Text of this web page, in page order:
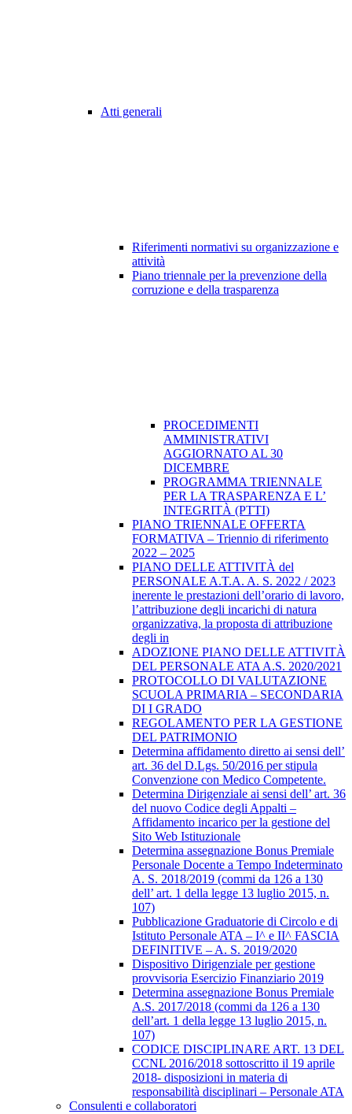
Atti generali
Riferimenti normativi su organizzazione e
attività
Piano triennale per la prevenzione della
corruzione e della trasparenza
PROCEDIMENTI
AMMINISTRATIVI
AGGIORNATO AL 30
DICEMBRE
PROGRAMMA TRIENNALE
PER LA TRASPARENZA E L’
INTEGRITÀ (PTTI)
PIANO TRIENNALE OFFERTA
FORMATIVA – Triennio di riferimento
2022 – 2025
PIANO DELLE ATTIVITÀ del
PERSONALE A.T.A. A. S. 2022 / 2023
inerente le prestazioni dell’orario di lavoro,
l’attribuzione degli incarichi di natura
organizzativa, la proposta di attribuzione
degli in
ADOZIONE PIANO DELLE ATTIVITÀ
DEL PERSONALE ATA A.S. 2020/2021
PROTOCOLLO DI VALUTAZIONE
SCUOLA PRIMARIA – SECONDARIA
DI I GRADO
REGOLAMENTO PER LA GESTIONE
DEL PATRIMONIO
Determina affidamento diretto ai sensi dell’
art. 36 del D.Lgs. 50/2016 per stipula
Convenzione con Medico Competente.
Determina Dirigenziale ai sensi dell’ art. 36
del nuovo Codice degli Appalti –
Affidamento incarico per la gestione del
Sito Web Istituzionale
Determina assegnazione Bonus Premiale
Personale Docente a Tempo Indeterminato
A. S. 2018/2019 (commi da 126 a 130
dell’ art. 1 della legge 13 luglio 2015, n.
107)
Pubblicazione Graduatorie di Circolo e di
Istituto Personale ATA – I^ e II^ FASCIA
DEFINITIVE – A. S. 2019/2020
Dispositivo Dirigenziale per gestione
provvisoria Esercizio Finanziario 2019
Determina assegnazione Bonus Premiale
A.S. 2017/2018 (commi da 126 a 130
dell’art. 1 della legge 13 luglio 2015, n.
107)
CODICE DISCIPLINARE ART. 13 DEL
CCNL 2016/2018 sottoscritto il 19 aprile
2018- disposizioni in materia di
responsabilità disciplinari – Personale ATA
Consulenti e collaboratori